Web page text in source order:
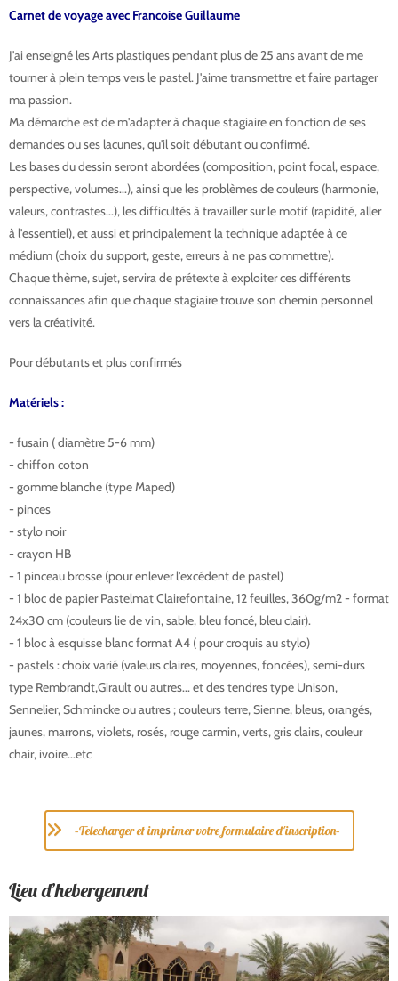
Carnet de voyage avec Francoise Guillaume
J'ai enseigné les Arts plastiques pendant plus de 25 ans avant de me
tourner à plein temps vers le pastel. J'aime transmettre et faire partager
ma passion.
Ma démarche est de m'adapter à chaque stagiaire en fonction de ses
demandes ou ses lacunes, qu'il soit débutant ou confirmé.
Les bases du dessin seront abordées (composition, point focal, espace,
perspective, volumes...), ainsi que les problèmes de couleurs (harmonie,
valeurs, contrastes...), les difficultés à travailler sur le motif (rapidité, aller
à l'essentiel), et aussi et principalement la technique adaptée à ce
médium (choix du support, geste, erreurs à ne pas commettre).
Chaque thème, sujet, servira de prétexte à exploiter ces différents
connaissances afin que chaque stagiaire trouve son chemin personnel
vers la créativité.
Pour débutants et plus confirmés
Matériels :
- fusain ( diamètre 5-6 mm)
- chiffon coton
- gomme blanche (type Maped)
- pinces
- stylo noir
- crayon HB
- 1 pinceau brosse (pour enlever l'excédent de pastel)
- 1 bloc de papier Pastelmat Clairefontaine, 12 feuilles, 360g/m2 - format
24x30 cm (couleurs lie de vin, sable, bleu foncé, bleu clair).
- 1 bloc à esquisse blanc format A4 ( pour croquis au stylo)
- pastels : choix varié (valeurs claires, moyennes, foncées), semi-durs
type Rembrandt,Girault ou autres... et des tendres type Unison,
Sennelier, Schmincke ou autres ; couleurs terre, Sienne, bleus, orangés,
jaunes, marrons, violets, rosés, rouge carmin, verts, gris clairs, couleur
chair, ivoire...etc
–Telecharger et imprimer votre formulaire d'inscription–
Lieu d’hebergement